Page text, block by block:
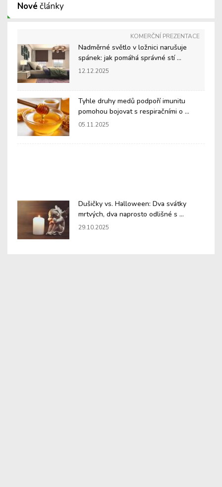
Nové články
KOMERČNÍ PREZENTACE
Nadměrné světlo v ložnici narušuje
spánek: jak pomáhá správné stí ...
12.12.2025
Tyhle druhy medů podpoří imunitu
pomohou bojovat s respiračními o ...
05.11.2025
Dušičky vs. Halloween: Dva svátky
mrtvých, dva naprosto odlišné s ...
29.10.2025